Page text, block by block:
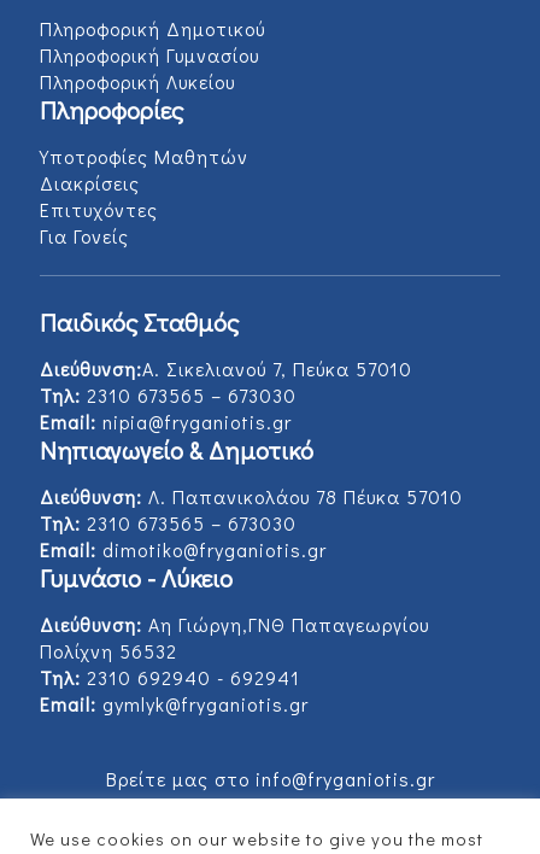
Πληροφορική Δημοτικού
Πληροφορική Γυμνασίου
Πληροφορική Λυκείου
Πληροφορίες
Υποτροφίες Μαθητών
Διακρίσεις
Επιτυχόντες
Για Γονείς
Παιδικός Σταθμός
Διεύθυνση:Α. Σικελιανού 7, Πεύκα 57010
Τηλ: 2310 673565 – 673030
Email: nipia@fryganiotis.gr
Νηπιαγωγείο & Δημοτικό
Διεύθυνση: Λ. Παπανικολάου 78 Πέυκα 57010
Τηλ: 2310 673565 – 673030
Email: dimotiko@fryganiotis.gr
Γυμνάσιο - Λύκειο
Διεύθυνση: Αη Γιώργη,ΓΝΘ Παπαγεωργίου
Πολίχνη 56532
Τηλ: 2310 692940 - 692941
Email: gymlyk@fryganiotis.gr
Βρείτε μας στο info@fryganiotis.gr
We use cookies on our website to give you the most